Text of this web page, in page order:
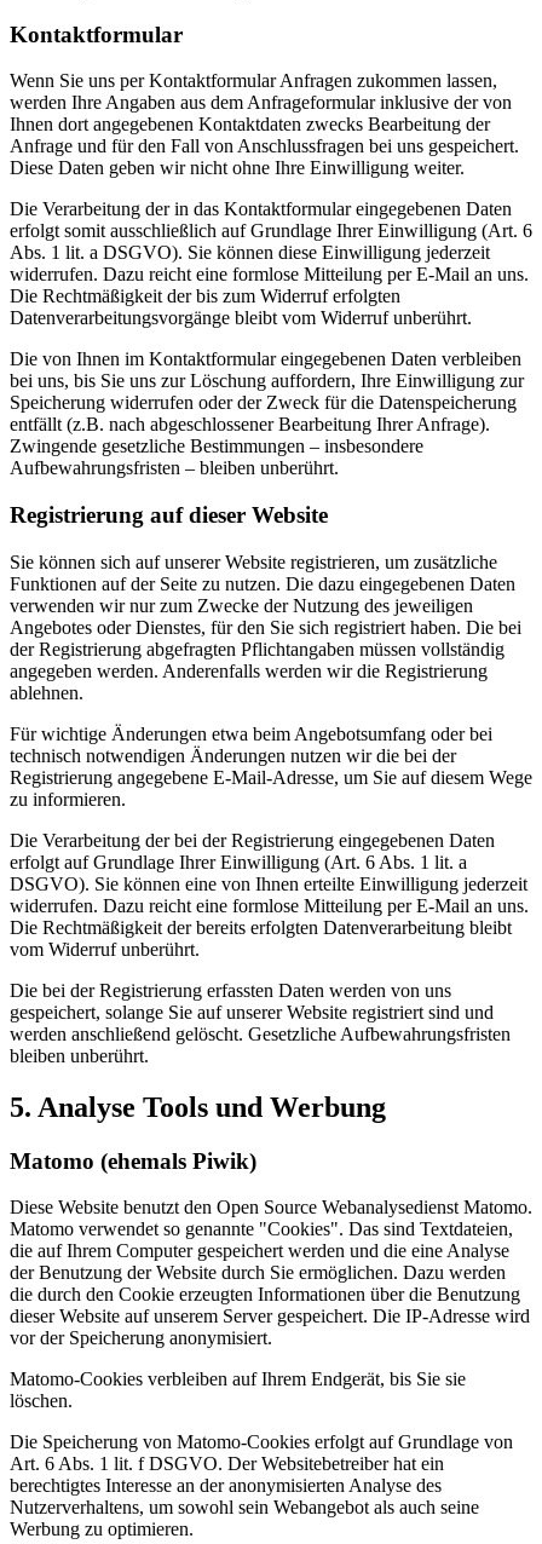
Kontaktformular
Wenn Sie uns per Kontaktformular Anfragen zukommen lassen,
werden Ihre Angaben aus dem Anfrageformular inklusive der von
Ihnen dort angegebenen Kontaktdaten zwecks Bearbeitung der
Anfrage und für den Fall von Anschlussfragen bei uns gespeichert.
Diese Daten geben wir nicht ohne Ihre Einwilligung weiter.
Die Verarbeitung der in das Kontaktformular eingegebenen Daten
erfolgt somit ausschließlich auf Grundlage Ihrer Einwilligung (Art. 6
Abs. 1 lit. a DSGVO). Sie können diese Einwilligung jederzeit
widerrufen. Dazu reicht eine formlose Mitteilung per E-Mail an uns.
Die Rechtmäßigkeit der bis zum Widerruf erfolgten
Datenverarbeitungsvorgänge bleibt vom Widerruf unberührt.
Die von Ihnen im Kontaktformular eingegebenen Daten verbleiben
bei uns, bis Sie uns zur Löschung auffordern, Ihre Einwilligung zur
Speicherung widerrufen oder der Zweck für die Datenspeicherung
entfällt (z.B. nach abgeschlossener Bearbeitung Ihrer Anfrage).
Zwingende gesetzliche Bestimmungen – insbesondere
Aufbewahrungsfristen – bleiben unberührt.
Registrierung auf dieser Website
Sie können sich auf unserer Website registrieren, um zusätzliche
Funktionen auf der Seite zu nutzen. Die dazu eingegebenen Daten
verwenden wir nur zum Zwecke der Nutzung des jeweiligen
Angebotes oder Dienstes, für den Sie sich registriert haben. Die bei
der Registrierung abgefragten Pflichtangaben müssen vollständig
angegeben werden. Anderenfalls werden wir die Registrierung
ablehnen.
Für wichtige Änderungen etwa beim Angebotsumfang oder bei
technisch notwendigen Änderungen nutzen wir die bei der
Registrierung angegebene E-Mail-Adresse, um Sie auf diesem Wege
zu informieren.
Die Verarbeitung der bei der Registrierung eingegebenen Daten
erfolgt auf Grundlage Ihrer Einwilligung (Art. 6 Abs. 1 lit. a
DSGVO). Sie können eine von Ihnen erteilte Einwilligung jederzeit
widerrufen. Dazu reicht eine formlose Mitteilung per E-Mail an uns.
Die Rechtmäßigkeit der bereits erfolgten Datenverarbeitung bleibt
vom Widerruf unberührt.
Die bei der Registrierung erfassten Daten werden von uns
gespeichert, solange Sie auf unserer Website registriert sind und
werden anschließend gelöscht. Gesetzliche Aufbewahrungsfristen
bleiben unberührt.
5. Analyse Tools und Werbung
Matomo (ehemals Piwik)
Diese Website benutzt den Open Source Webanalysedienst Matomo.
Matomo verwendet so genannte "Cookies". Das sind Textdateien,
die auf Ihrem Computer gespeichert werden und die eine Analyse
der Benutzung der Website durch Sie ermöglichen. Dazu werden
die durch den Cookie erzeugten Informationen über die Benutzung
dieser Website auf unserem Server gespeichert. Die IP-Adresse wird
vor der Speicherung anonymisiert.
Matomo-Cookies verbleiben auf Ihrem Endgerät, bis Sie sie
löschen.
Die Speicherung von Matomo-Cookies erfolgt auf Grundlage von
Art. 6 Abs. 1 lit. f DSGVO. Der Websitebetreiber hat ein
berechtigtes Interesse an der anonymisierten Analyse des
Nutzerverhaltens, um sowohl sein Webangebot als auch seine
Werbung zu optimieren.